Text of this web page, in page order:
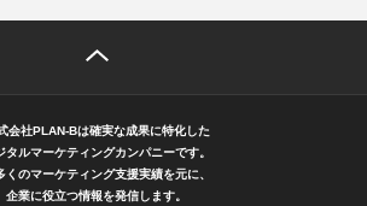
会社PLAN-Bは確実な成果に特化した
タルマーケティングカンパニーです。
くのマーケティング支援実績を元に、
企業に役立つ情報を発信します。